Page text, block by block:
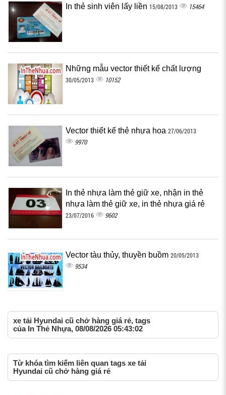
In thẻ sinh viên lấy liền 15/08/2013 15464
Những mẫu vector thiết kế chất lượng
30/05/2013 10152
Vector thiết kế thẻ nhựa hoa 27/06/2013
9970
In thẻ nhựa làm thẻ giữ xe, nhận in thẻ
nhựa làm thẻ giữ xe, in thẻ nhựa giá rẻ
23/07/2016 9602
Vector tàu thủy, thuyền buồm 20/05/2013
9534
xe tải Hyundai cũ chở hàng giá rẻ, tags
của In Thẻ Nhựa, 08/08/2026 05:43:02
Từ khóa tìm kiếm liên quan tags xe tải
Hyundai cũ chở hàng giá rẻ